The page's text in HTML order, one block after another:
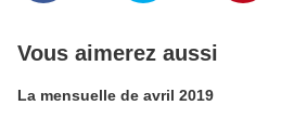
Vous aimerez aussi
La mensuelle de avril 2019